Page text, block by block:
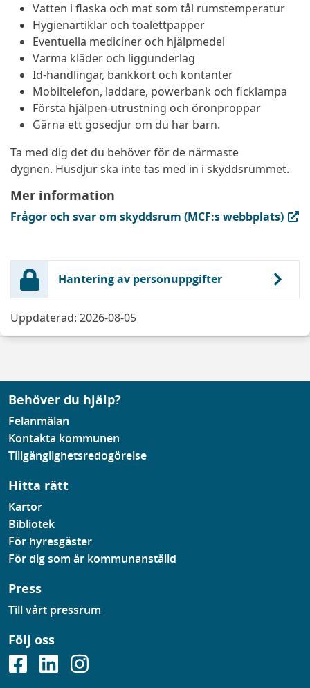
Vatten i flaska och mat som tål rumstemperatur
Hygienartiklar och toalettpapper
Eventuella mediciner och hjälpmedel
Varma kläder och liggunderlag
Id-handlingar, bankkort och kontanter
Mobiltelefon, laddare, powerbank och ficklampa
Första hjälpen-utrustning och öronproppar
Gärna ett gosedjur om du har barn.
Ta med dig det du behöver för de närmaste
dygnen. Husdjur ska inte tas med in i skyddsrummet.
Mer information
Frågor och svar om skyddsrum (MCF:s webbplats)
(extern länk, öppnas i ny flik)
Hantering av personuppgifter
Uppdaterad: 2026-08-05
Behöver du hjälp?
Felanmälan
Kontakta kommunen
Tillgänglighetsredogörelse
Hitta rätt
Kartor
Bibliotek
För hyresgäster
För dig som är kommunanställd
Press
Till vårt pressrum
Följ oss